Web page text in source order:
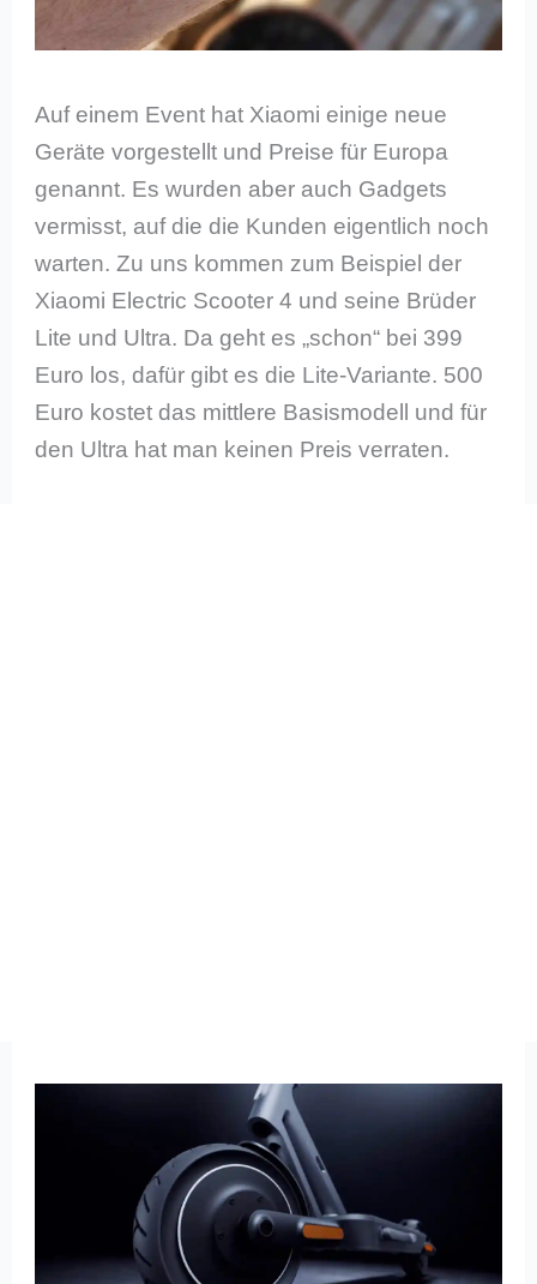
Auf einem Event hat Xiaomi einige neue
Geräte vorgestellt und Preise für Europa
genannt. Es wurden aber auch Gadgets
vermisst, auf die die Kunden eigentlich noch
warten. Zu uns kommen zum Beispiel der
Xiaomi Electric Scooter 4 und seine Brüder
Lite und Ultra. Da geht es „schon“ bei 399
Euro los, dafür gibt es die Lite-Variante. 500
Euro kostet das mittlere Basismodell und für
den Ultra hat man keinen Preis verraten.